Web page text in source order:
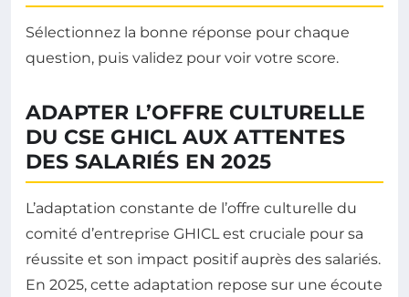
Sélectionnez la bonne réponse pour chaque
question, puis validez pour voir votre score.
ADAPTER L’OFFRE CULTURELLE
DU CSE GHICL AUX ATTENTES
DES SALARIÉS EN 2025
L’adaptation constante de l’offre culturelle du
comité d’entreprise GHICL est cruciale pour sa
réussite et son impact positif auprès des salariés.
En 2025, cette adaptation repose sur une écoute